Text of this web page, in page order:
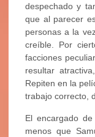
despechado y
que al parecer
personas a la
creíble. Por
facciones
resultar
Repiten en la
trabajo correcto,
El encargado
menos que